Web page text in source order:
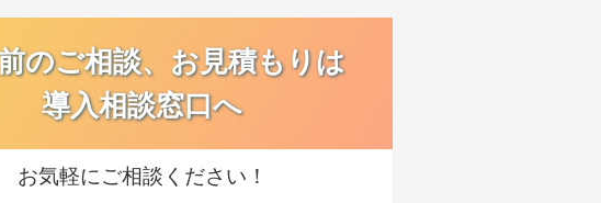
のご相談、お見積もりは
導入相談窓口へ
お気軽にご相談ください！